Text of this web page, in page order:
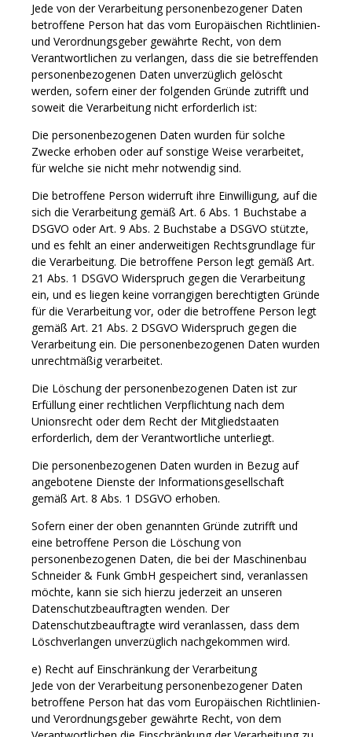
Jede von der Verarbeitung personenbezogener Daten
betroffene Person hat das vom Europäischen Richtlinien-
und Verordnungsgeber gewährte Recht, von dem
Verantwortlichen zu verlangen, dass die sie betreffenden
personenbezogenen Daten unverzüglich gelöscht
werden, sofern einer der folgenden Gründe zutrifft und
soweit die Verarbeitung nicht erforderlich ist:
Die personenbezogenen Daten wurden für solche
Zwecke erhoben oder auf sonstige Weise verarbeitet,
für welche sie nicht mehr notwendig sind.
Die betroffene Person widerruft ihre Einwilligung, auf die
sich die Verarbeitung gemäß Art. 6 Abs. 1 Buchstabe a
DSGVO oder Art. 9 Abs. 2 Buchstabe a DSGVO stützte,
und es fehlt an einer anderweitigen Rechtsgrundlage für
die Verarbeitung. Die betroffene Person legt gemäß Art.
21 Abs. 1 DSGVO Widerspruch gegen die Verarbeitung
ein, und es liegen keine vorrangigen berechtigten Gründe
für die Verarbeitung vor, oder die betroffene Person legt
gemäß Art. 21 Abs. 2 DSGVO Widerspruch gegen die
Verarbeitung ein. Die personenbezogenen Daten wurden
unrechtmäßig verarbeitet.
Die Löschung der personenbezogenen Daten ist zur
Erfüllung einer rechtlichen Verpflichtung nach dem
Unionsrecht oder dem Recht der Mitgliedstaaten
erforderlich, dem der Verantwortliche unterliegt.
Die personenbezogenen Daten wurden in Bezug auf
angebotene Dienste der Informationsgesellschaft
gemäß Art. 8 Abs. 1 DSGVO erhoben.
Sofern einer der oben genannten Gründe zutrifft und
eine betroffene Person die Löschung von
personenbezogenen Daten, die bei der Maschinenbau
Schneider & Funk GmbH gespeichert sind, veranlassen
möchte, kann sie sich hierzu jederzeit an unseren
Datenschutzbeauftragten wenden. Der
Datenschutzbeauftragte wird veranlassen, dass dem
Löschverlangen unverzüglich nachgekommen wird.
e) Recht auf Einschränkung der Verarbeitung
Jede von der Verarbeitung personenbezogener Daten
betroffene Person hat das vom Europäischen Richtlinien-
und Verordnungsgeber gewährte Recht, von dem